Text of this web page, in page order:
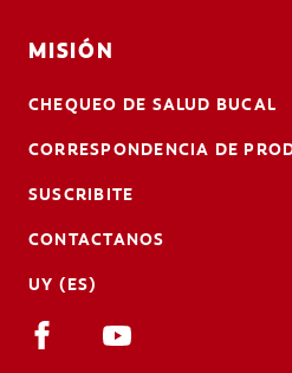
MISIÓN
CHEQUEO DE SALUD BUCAL
CORRESPONDENCIA DE
SUSCRIBITE
CONTACTANOS
UY (ES)